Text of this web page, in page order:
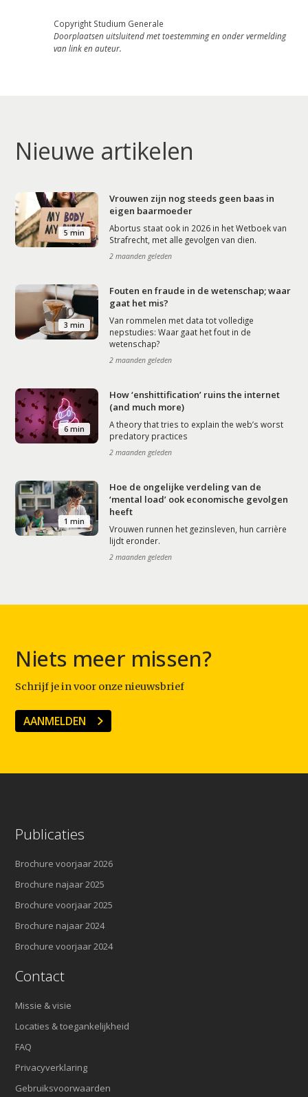
Copyright Studium Generale
Doorplaatsen uitsluitend met toestemming en onder vermelding
van link en auteur.
Nieuwe artikelen
5 min
Vrouwen zijn nog steeds geen baas in
eigen baarmoeder
Abortus staat ook in 2026 in het Wetboek van
Strafrecht, met alle gevolgen van dien.
2 maanden geleden
3 min
Fouten en fraude in de wetenschap; waar
gaat het mis?
Van rommelen met data tot volledige
nepstudies: Waar gaat het fout in de
wetenschap?
2 maanden geleden
6 min
How ‘enshittification’ ruins the internet
(and much more)
A theory that tries to explain the web’s worst
predatory practices
2 maanden geleden
1 min
Hoe de ongelijke verdeling van de
‘mental load’ ook economische gevolgen
heeft
Vrouwen runnen het gezinsleven, hun carrière
lijdt eronder.
2 maanden geleden
Niets meer missen?
Schrijf je in voor onze nieuwsbrief
AANMELDEN
Publicaties
Brochure voorjaar 2026
Brochure najaar 2025
Brochure voorjaar 2025
Brochure najaar 2024
Brochure voorjaar 2024
Contact
Missie & visie
Locaties & toegankelijkheid
FAQ
Privacyverklaring
Gebruiksvoorwaarden